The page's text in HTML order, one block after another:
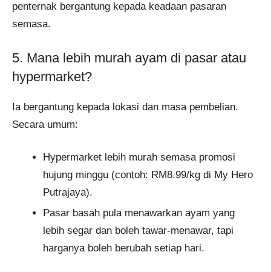
penternak bergantung kepada keadaan pasaran
semasa.
5. Mana lebih murah ayam di pasar atau
hypermarket?
Ia bergantung kepada lokasi dan masa pembelian.
Secara umum:
Hypermarket lebih murah semasa promosi
hujung minggu (contoh: RM8.99/kg di My Hero
Putrajaya).
Pasar basah pula menawarkan ayam yang
lebih segar dan boleh tawar-menawar, tapi
harganya boleh berubah setiap hari.